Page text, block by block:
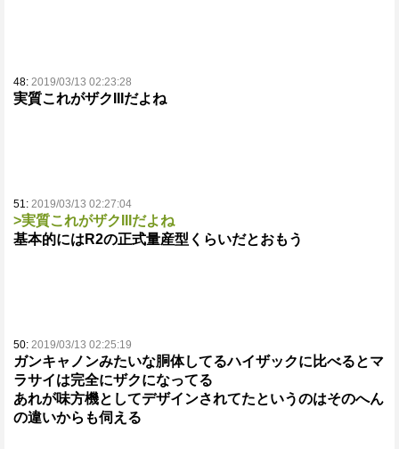
48: 2019/03/13 02:23:28
実質これがザクIIIだよね
51: 2019/03/13 02:27:04
>実質これがザクIIIだよね
基本的にはR2の正式量産型くらいだとおもう
50: 2019/03/13 02:25:19
ガンキャノンみたいな胴体してるハイザックに比べるとマ
ラサイは完全にザクになってる
あれが味方機としてデザインされてたというのはそのへん
の違いからも伺える